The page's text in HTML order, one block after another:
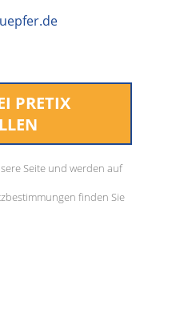
PRETIX
Seite und werden auf
finden Sie